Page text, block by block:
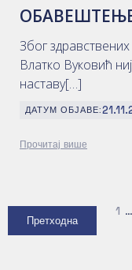
Због
Влатко Вуковић
наставу[…]
ДАТУМ ОБЈАВЕ:
Прочитај више
Претходна
1 …